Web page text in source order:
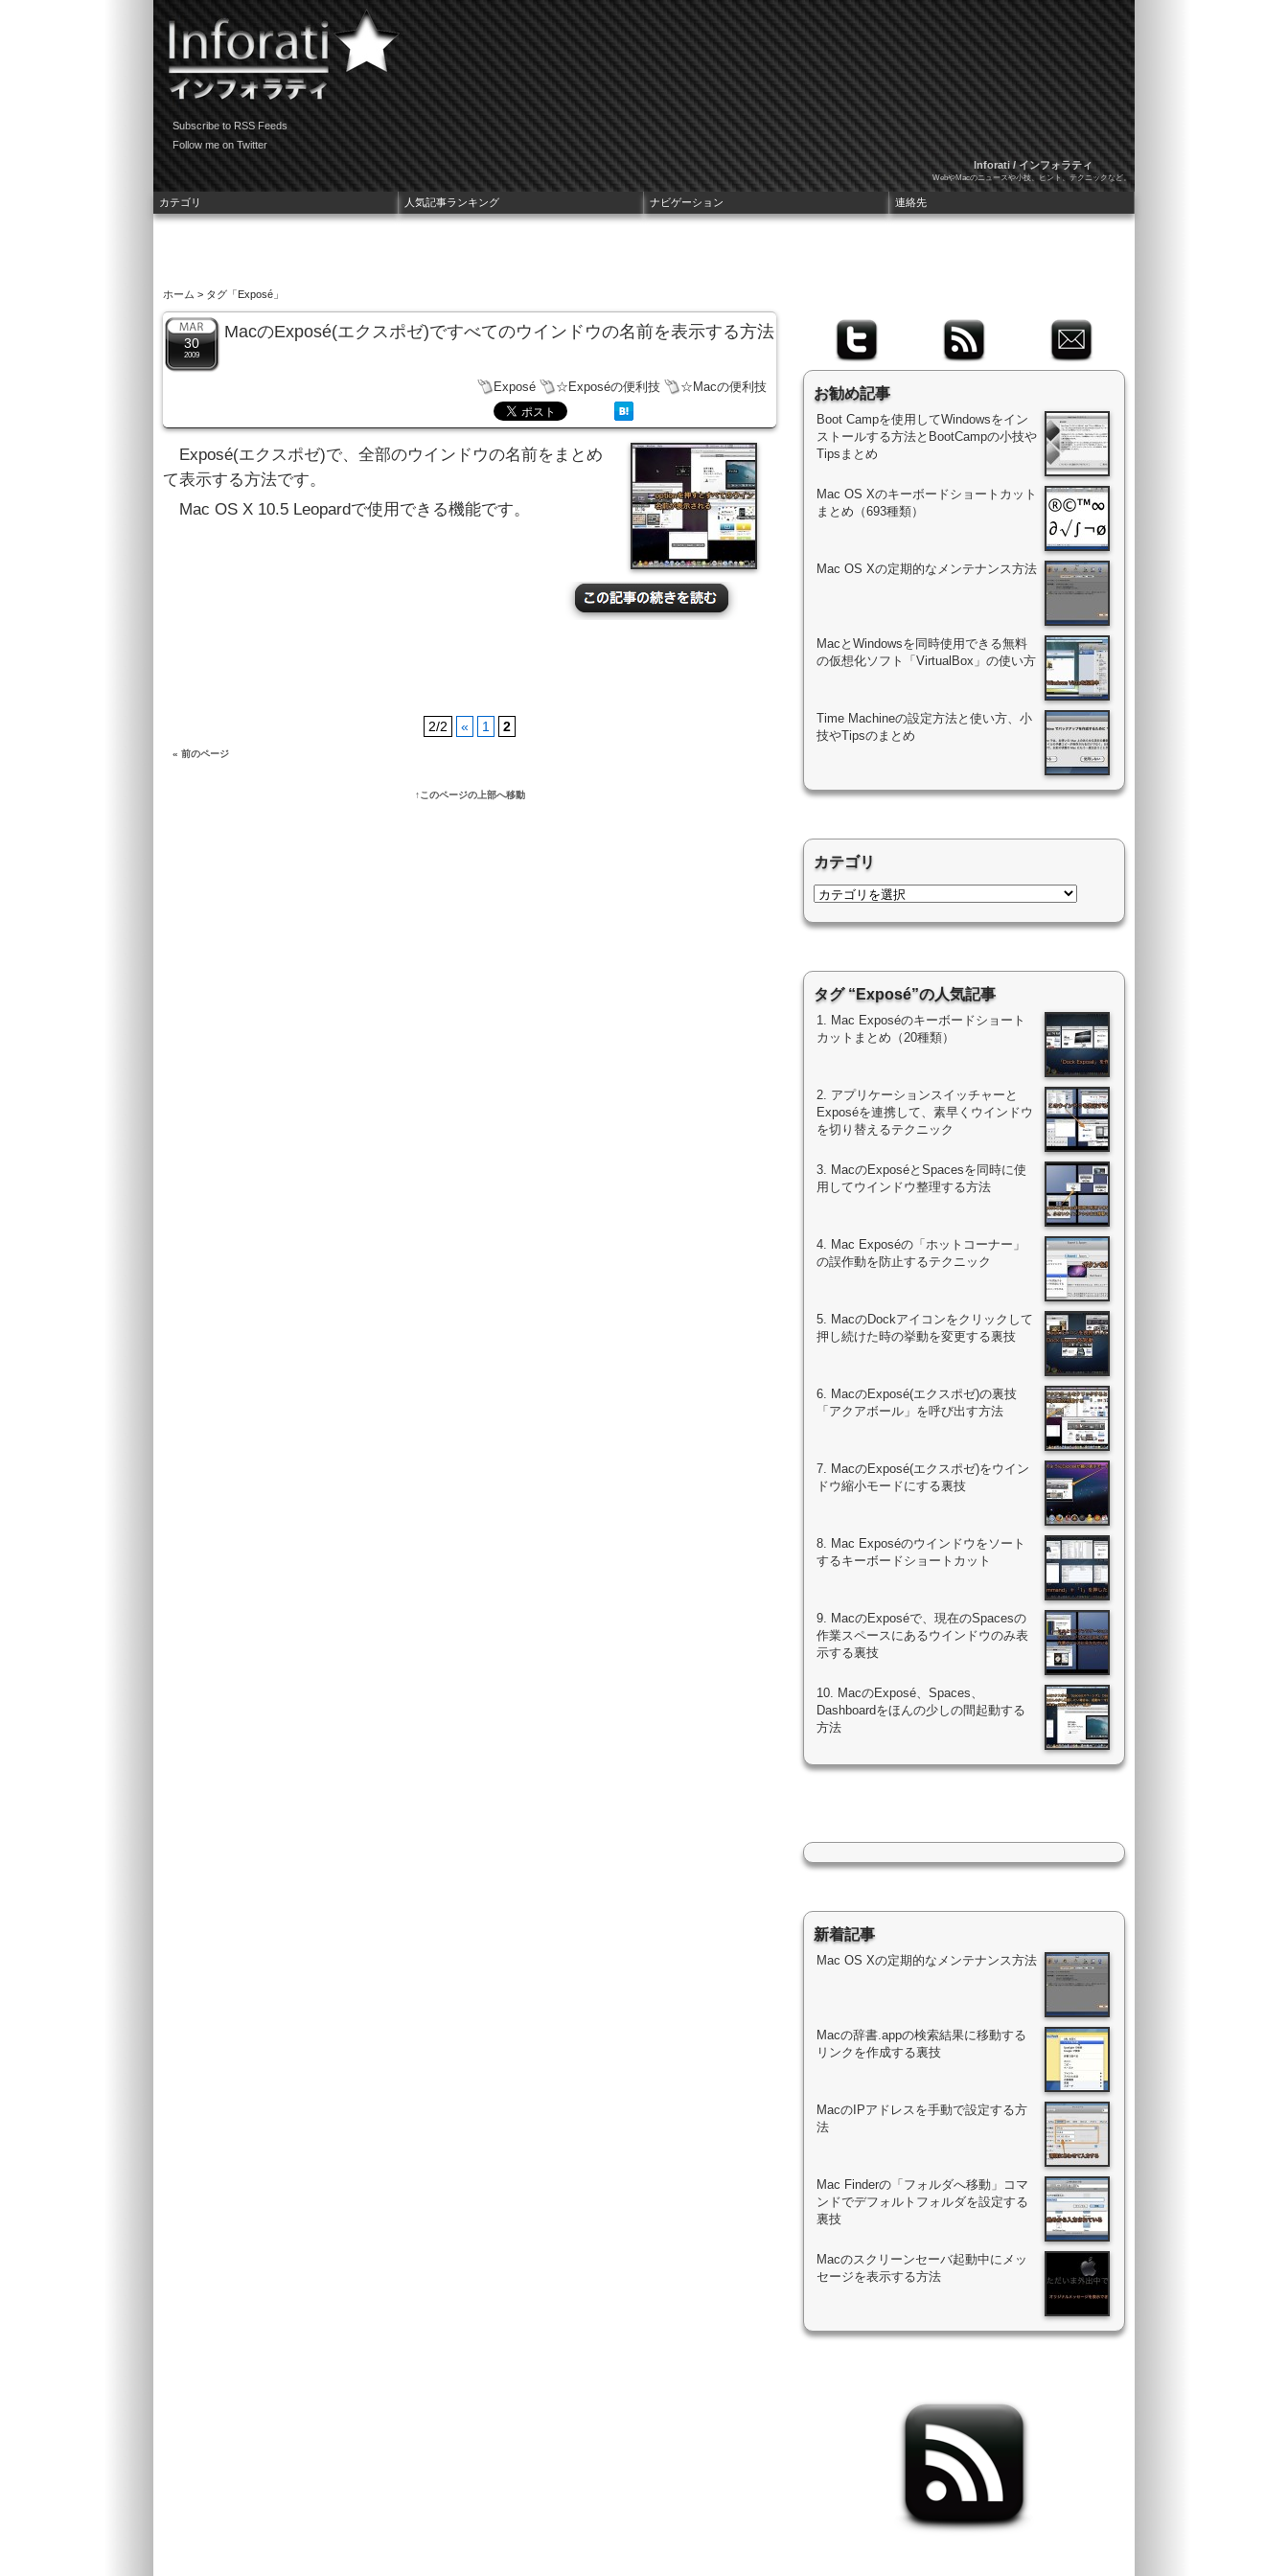
Inforati / インフォラティ
WebやMacのニュースや小技、ヒント、テクニックなど。
Subscribe to RSS Feeds
Follow me on Twitter
ホーム > タグ「Exposé」
30
2009
MacのExposé(エクスポゼ)ですべてのウインドウの名前を表示する方法
Exposé ☆Exposéの便利技 ☆Macの便利技
Exposé(エクスポゼ)で、全部のウインドウの名前をまとめ
て表示する方法です。
Mac OS X 10.5 Leopardで使用できる機能です。
2/2 « 1 2
« 前のページ
↑このページの上部へ移動
お勧め記事
Boot Campを使用してWindowsをイン
ストールする方法とBootCampの小技や
Tipsまとめ
Mac OS Xのキーボードショートカット
まとめ（693種類）
Mac OS Xの定期的なメンテナンス方法
MacとWindowsを同時使用できる無料
の仮想化ソフト「VirtualBox」の使い方
Time Machineの設定方法と使い方、小
技やTipsのまとめ
カテゴリ
タグ “Exposé”の人気記事
1. Mac Exposéのキーボードショート
カットまとめ（20種類）
2. アプリケーションスイッチャーと
Exposéを連携して、素早くウインドウ
を切り替えるテクニック
3. MacのExposéとSpacesを同時に使
用してウインドウ整理する方法
4. Mac Exposéの「ホットコーナー」
の誤作動を防止するテクニック
5. MacのDockアイコンをクリックして
押し続けた時の挙動を変更する裏技
6. MacのExposé(エクスポゼ)の裏技
「アクアボール」を呼び出す方法
7. MacのExposé(エクスポゼ)をウイン
ドウ縮小モードにする裏技
8. Mac Exposéのウインドウをソート
するキーボードショートカット
9. MacのExposéで、現在のSpacesの
作業スペースにあるウインドウのみ表
示する裏技
10. MacのExposé、Spaces、
Dashboardをほんの少しの間起動する
方法
新着記事
Mac OS Xの定期的なメンテナンス方法
Macの辞書.appの検索結果に移動する
リンクを作成する裏技
MacのIPアドレスを手動で設定する方
法
Mac Finderの「フォルダへ移動」コマ
ンドでデフォルトフォルダを設定する
裏技
Macのスクリーンセーバ起動中にメッ
セージを表示する方法
カテゴリ 人気記事ランキング ナビゲーション 連絡先